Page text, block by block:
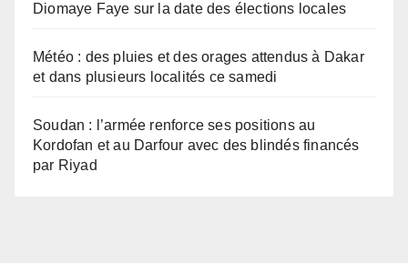
Diomaye Faye sur la date des élections locales
Météo : des pluies et des orages attendus à Dakar
et dans plusieurs localités ce samedi
Soudan : l’armée renforce ses positions au
Kordofan et au Darfour avec des blindés financés
par Riyad